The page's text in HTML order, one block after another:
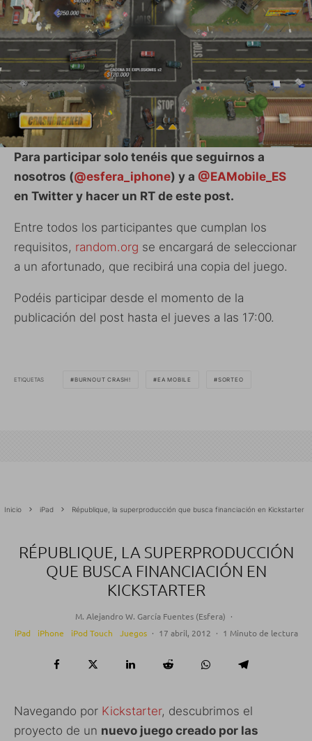
Para participar solo tenéis que seguirnos a
nosotros (@esfera_iphone) y a @EAMobile_ES
en Twitter y hacer un RT de este post.
Entre todos los participantes que cumplan los
requisitos, random.org se encargará de seleccionar
a un afortunado, que recibirá una copia del juego.
Podéis participar desde el momento de la
publicación del post hasta el jueves a las 17:00.
ETIQUETAS BURNOUT CRASH! EA MOBILE SORTEO
Inicio iPad République, la superproducción que busca financiación en Kickstarter
RÉPUBLIQUE, LA SUPERPRODUCCIÓN
QUE BUSCA FINANCIACIÓN EN
KICKSTARTER
M. Alejandro W. García Fuentes (Esfera) ·
iPad
iPhone iPod Touch Juegos · 17 abril, 2012 · 1 Minuto de lectura
Navegando por Kickstarter, descubrimos el
proyecto de un nuevo juego creado por las